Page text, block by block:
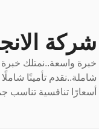
شركة
خبرة واسعة..نمتلك خبرة
شاملة..نقدم تأمينًا
أسعارًا تنافسية تناسب